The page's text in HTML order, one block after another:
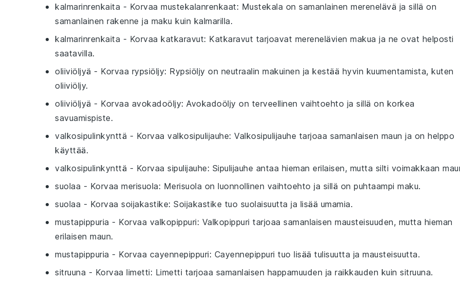
kalmarinrenkaita - Korvaa mustekalanrenkaat: Mustekala on samanlainen merenelävä ja sillä on
samanlainen rakenne ja maku kuin kalmarilla.
kalmarinrenkaita - Korvaa katkaravut: Katkaravut tarjoavat merenelävien makua ja ne ovat helposti
saatavilla.
oliiviöljyä - Korvaa rypsiöljy: Rypsiöljy on neutraalin makuinen ja kestää hyvin kuumentamista, kuten
oliiviöljy.
oliiviöljyä - Korvaa avokadoöljy: Avokadoöljy on terveellinen vaihtoehto ja sillä on korkea
savuamispiste.
valkosipulinkynttä - Korvaa valkosipulijauhe: Valkosipulijauhe tarjoaa samanlaisen maun ja on helppo
käyttää.
valkosipulinkynttä - Korvaa sipulijauhe: Sipulijauhe antaa hieman erilaisen, mutta silti voimakkaan
suolaa - Korvaa merisuola: Merisuola on luonnollinen vaihtoehto ja sillä on puhtaampi maku.
suolaa - Korvaa soijakastike: Soijakastike tuo suolaisuutta ja lisää umamia.
mustapippuria - Korvaa valkopippuri: Valkopippuri tarjoaa samanlaisen mausteisuuden, mutta hieman
erilaisen maun.
mustapippuria - Korvaa cayennepippuri: Cayennepippuri tuo lisää tulisuutta ja mausteisuutta.
sitruuna - Korvaa limetti: Limetti tarjoaa samanlaisen happamuuden ja raikkauden kuin sitruuna.